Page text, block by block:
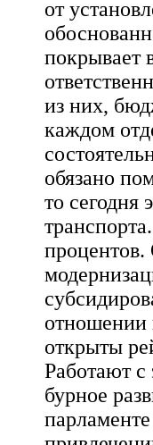
от
покрывает
из них,
каждом
обязано
то сегодня
отношении
открыты
Работают с
бурное